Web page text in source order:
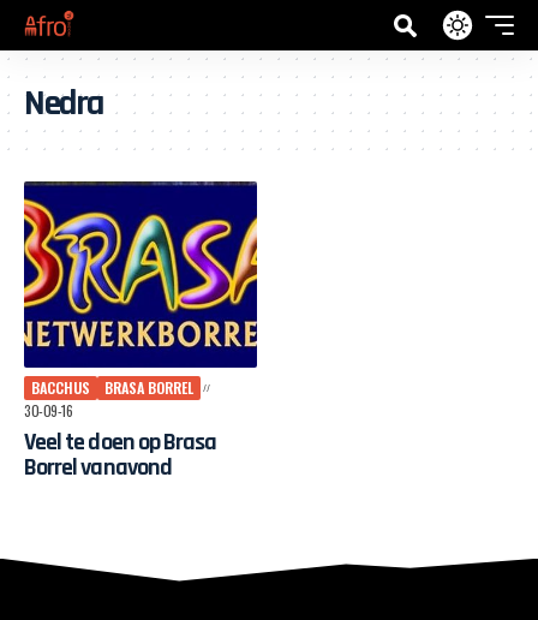
Nedra
BACCHUS
BRASA BORREL
30-09-16
Veel te doen op Brasa
Borrel vanavond